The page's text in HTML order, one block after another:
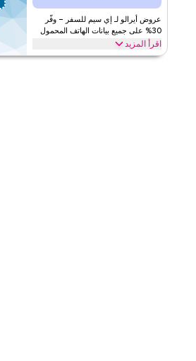
قيّمناعروض أيرالو لـ إي سيم للسفر – وفّر
30% على جميع بيانات الهاتف المحمول
اقرأ المزيد
وفّر خصم 30% مع عرض أيرالو هذا على